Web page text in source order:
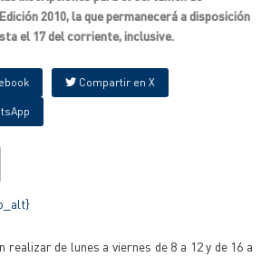
2010, la que permanecerá a disposición
el 17 del corriente, inclusive.
Compartir en X
realizar de lunes a viernes de 8 a 12 y de 16 a